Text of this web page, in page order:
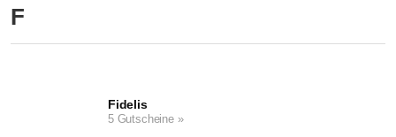
F
Fidelis
5 Gutscheine »